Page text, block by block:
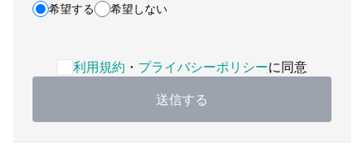
希望する
希望しない
利用規約 ・ プライバシーポリシーに同意
送信する
利用規約・プライバシーポリシーへの同意が必要です